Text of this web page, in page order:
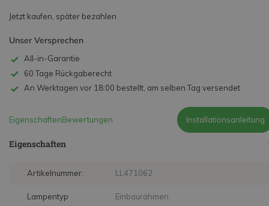
Jetzt kaufen, später bezahlen
Unser Versprechen
All-in-Garantie
60 Tage Rückgaberecht
An Werktagen vor 18:00 bestellt, am selben Tag versendet
EigenschaftenBewertungen Installationsanleitung
Eigenschaften
Artikelnummer: LL471062
Lampentyp Einbaurahmen